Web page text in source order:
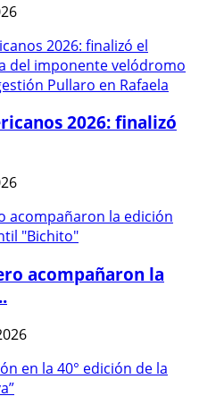
2026: finalizó
acompañaron la